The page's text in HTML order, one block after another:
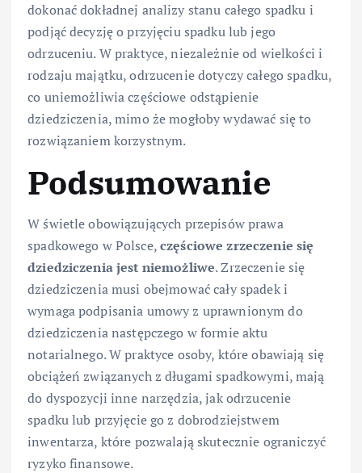
dokonać dokładnej analizy stanu całego spadku i
podjąć decyzję o przyjęciu spadku lub jego
odrzuceniu. W praktyce, niezależnie od wielkości i
rodzaju majątku, odrzucenie dotyczy całego spadku,
co uniemożliwia częściowe odstąpienie
dziedziczenia, mimo że mogłoby wydawać się to
rozwiązaniem korzystnym.
Podsumowanie
W świetle obowiązujących przepisów prawa
spadkowego w Polsce,częściowe zrzeczenie się
dziedziczenia jest niemożliwe. Zrzeczenie się
dziedziczenia musi obejmować cały spadek i
wymaga podpisania umowy z uprawnionym do
dziedziczenia następczego w formie aktu
notarialnego. W praktyce osoby, które obawiają się
obciążeń związanych z długami spadkowymi, mają
do dyspozycji inne narzędzia, jak odrzucenie
spadku lub przyjęcie go z dobrodziejstwem
inwentarza, które pozwalają skutecznie ograniczyć
ryzyko finansowe.